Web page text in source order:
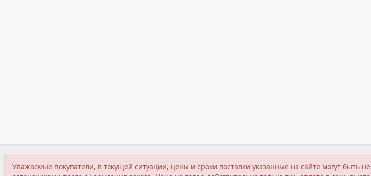
Уважаемые покупатели, в текущей ситуации, цены и сроки поставки указанные на сайте могут быть